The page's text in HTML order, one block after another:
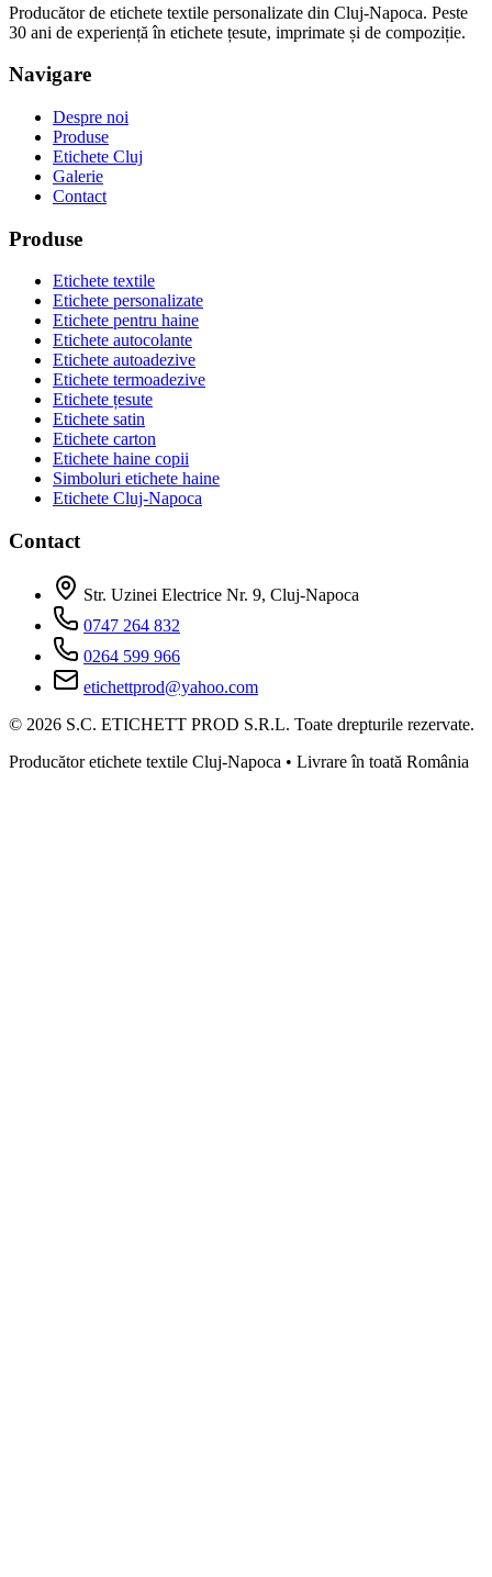
Producător de etichete textile personalizate din Cluj-Napoca. Peste
30 ani de experiență în etichete țesute, imprimate și de compoziție.
Navigare
Despre noi
Produse
Etichete Cluj
Galerie
Contact
Produse
Etichete textile
Etichete personalizate
Etichete pentru haine
Etichete autocolante
Etichete autoadezive
Etichete termoadezive
Etichete țesute
Etichete satin
Etichete carton
Etichete haine copii
Simboluri etichete haine
Etichete Cluj-Napoca
Contact
Str. Uzinei Electrice Nr. 9, Cluj-Napoca
0747 264 832
0264 599 966
etichettprod@yahoo.com
© 2026 S.C. ETICHETT PROD S.R.L. Toate drepturile rezervate.
Producător etichete textile Cluj-Napoca • Livrare în toată România